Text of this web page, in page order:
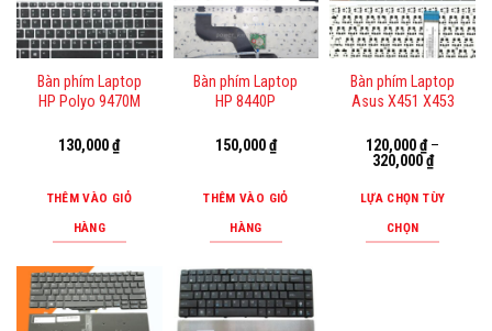
có
nhiều
thể.
tùy
có
được
chọn
trên
trang
có
nhiều
thể.
tùy
có
được
chọn
trên
trang
Bàn phím Laptop
HP Polyo 9470M
130,000₫
THÊM VÀO GIỎ
HÀNG
Bàn phím Laptop
HP 8440P
150,000₫
THÊM VÀO GIỎ
HÀNG
Bàn phím Laptop
Asus X451 X453
120,000₫–
320,000₫
LỰA CHỌN TÙY
CHỌN